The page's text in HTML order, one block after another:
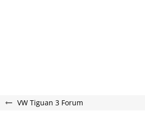
VW Tiguan 3 Forum